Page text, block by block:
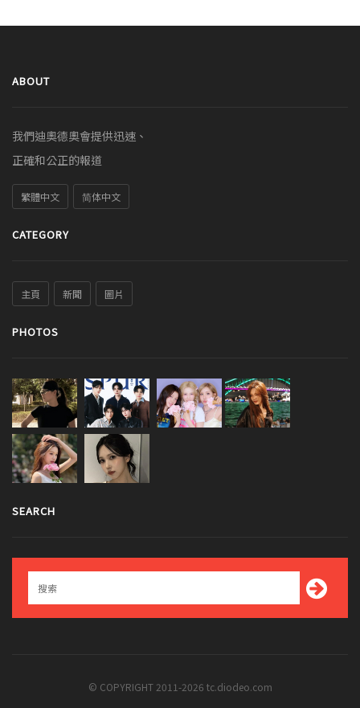
ABOUT
我們迪奧德奧會提供迅速、
正確和公正的報道
繁體中文 简体中文
CATEGORY
主頁 新聞 圖片
PHOTOS
SEARCH
© COPYRIGHT 2011-2026 tc.diodeo.com